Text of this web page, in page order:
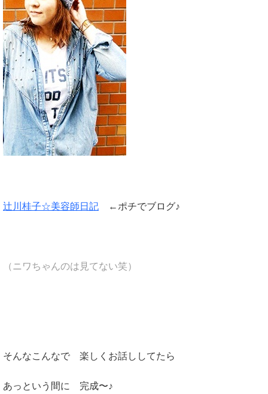
辻川桂子☆美容師日記 ←ポチでブログ♪
（ニワちゃんのは見てない笑）
そんなこんなで 楽しくお話ししてたら
あっという間に 完成〜♪